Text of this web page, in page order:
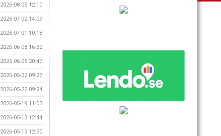
2026-08-05 12:10
2026-07-02 14:09
2026-07-01 10:18
2026-06-08 16:32
2026-06-05 20:47
2026-05-22 09:27
2026-05-22 09:24
2026-05-19 11:03
2026-05-13 12:44
2026-05-13 12:30